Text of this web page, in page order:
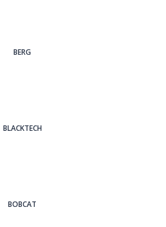
BERG
BLACKTECH
BOBCAT